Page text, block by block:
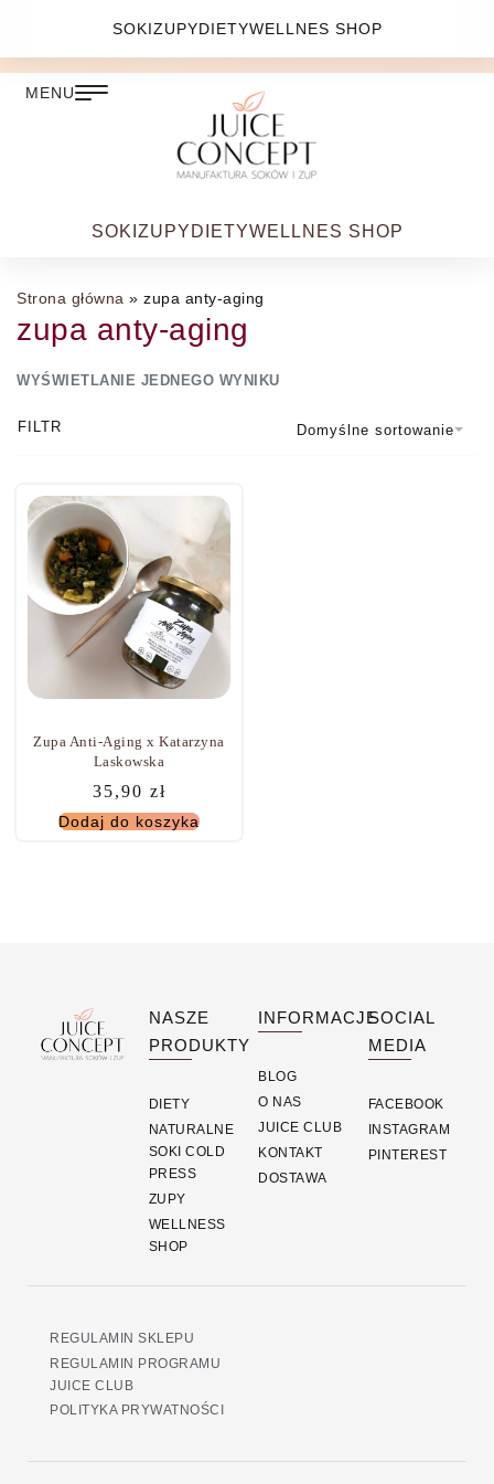
DARMOWA DOSTAWA PRZY ZAMÓWIENIU JUŻ OD
SOKI ZUPY DIETYWELLNES SHOP
Strona główna » zupa anty-aging
zupa anty-aging
WYŚWIETLANIE JEDNEGO WYNIKU
Domyślne sortowanie
FILTR
Zupa Anti-Aging x Katarzyna
Laskowska
35,90 zł
Dodaj do koszyka
NASZE
PRODUKTY
DIETY
NATURALNE
SOKI COLD
PRESS
ZUPY
WELLNESS
SHOP
INFORMACJE
BLOG
O NAS
JUICE CLUB
KONTAKT
DOSTAWA
SOCIAL
MEDIA
FACEBOOK
INSTAGRAM
PINTEREST
REGULAMIN SKLEPU
REGULAMIN PROGRAMU
JUICE CLUB
POLITYKA PRYWATNOŚCI
SOKIZUPYDIETYWELLNES SHOP